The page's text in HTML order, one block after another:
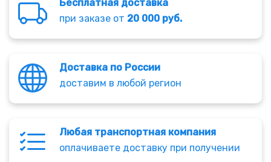
Бесплатная доставка
при заказе от 20 000 руб.
Доставка по России
доставим в любой регион
Любая транспортная компания
оплачиваете доставку при получении